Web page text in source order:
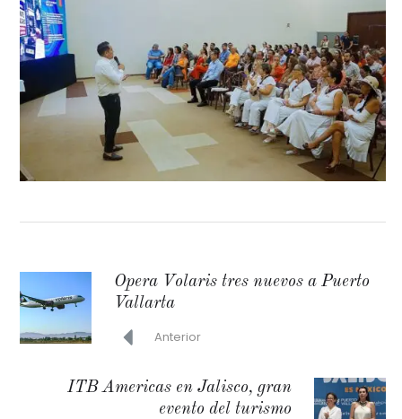
Opera Volaris tres nuevos a Puerto
Vallarta
Anterior
ITB Americas en Jalisco, gran
evento del turismo